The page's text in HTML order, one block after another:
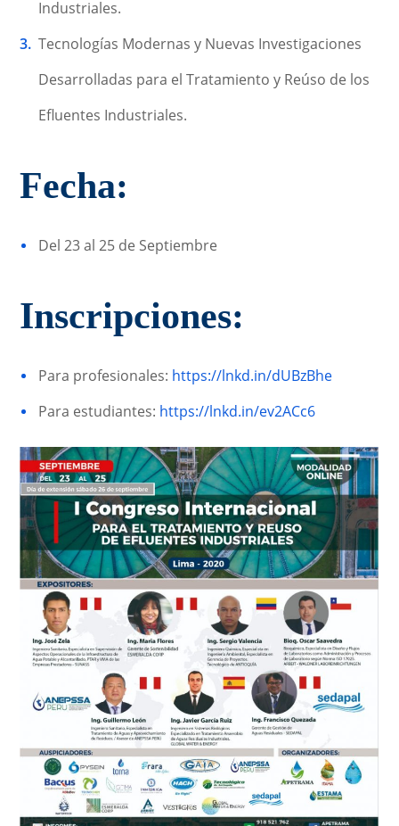
Industriales.
Tecnologías Modernas y Nuevas Investigaciones
Desarrolladas para el Tratamiento y Reúso de los
Efluentes Industriales.
Fecha:
Del 23 al 25 de Septiembre
Inscripciones:
Para profesionales: https://lnkd.in/dUBzBhe
Para estudiantes: https://lnkd.in/ev2ACc6